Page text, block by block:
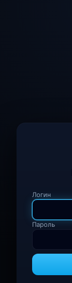
Логин
Пароль